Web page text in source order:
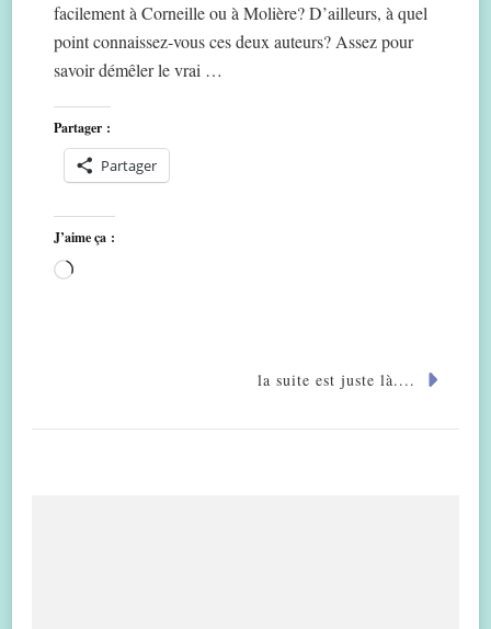
facilement à Corneille ou à Molière? D’ailleurs, à quel
point connaissez-vous ces deux auteurs? Assez pour
savoir démêler le vrai …
Partager :
Partager
J’aime ça :
Chargement…
la suite est juste là....